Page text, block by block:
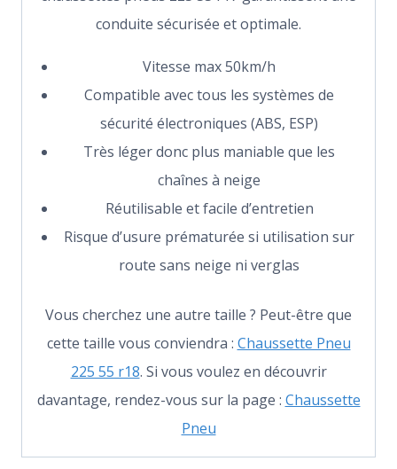
conduite sécurisée et optimale.
Vitesse max 50km/h
Compatible avec tous les systèmes de
sécurité électroniques (ABS, ESP)
Très léger donc plus maniable que les
chaînes à neige
Réutilisable et facile d’entretien
Risque d’usure prématurée si utilisation sur
route sans neige ni verglas
Vous cherchez une autre taille ? Peut-être que
cette taille vous conviendra : Chaussette Pneu
225 55 r18. Si vous voulez en découvrir
davantage, rendez-vous sur la page : Chaussette
Pneu